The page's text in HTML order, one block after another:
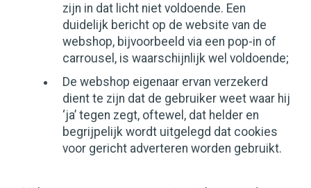
zijn in dat licht niet voldoende. Een
duidelijk bericht op de website van de
webshop, bijvoorbeeld via een pop-in of
carrousel, is waarschijnlijk wel voldoende;
De webshop eigenaar ervan verzekerd
dient te zijn dat de gebruiker weet waar hij
‘ja’ tegen zegt, oftewel, dat helder en
begrijpelijk wordt uitgelegd dat cookies
voor gericht adverteren worden gebruikt.